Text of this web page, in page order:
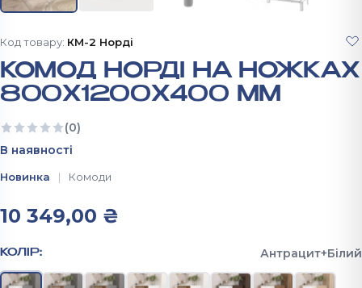
Код товару: КМ-2 Норді
КОМОД НОРДІ НА НОЖКАХ
800Х1200Х400 ММ
(0)
Ще немає відгуків
В наявності
Новинка Комоди
10 349,00 ₴
КОЛІР: Антрацит+Білий